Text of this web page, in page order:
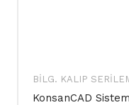
BILG. KALIP
KonsanCAD